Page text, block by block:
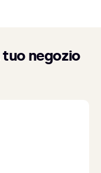
negozio